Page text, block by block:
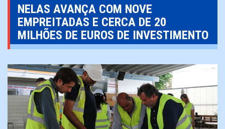
NELAS AVANÇA COM NOVE
EMPREITADAS E CERCA DE 20
MILHÕES DE EUROS DE INVESTIMENTO